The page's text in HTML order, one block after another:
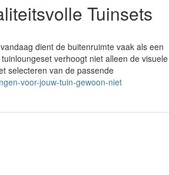
Tuinsets
dient de buitenruimte vaak als een
verhoogt niet alleen de visuele
selecteren van de passende
voor-jouw-tuin-gewoon-niet